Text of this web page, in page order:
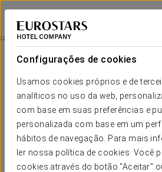
Configurações de cookies
Usamos cookies próprios e de
analíticos no uso da web,
com base em suas preferências e
personalizada com base em um
hábitos de navegação. Para mais
ler nossa política de cookies. Você
cookies através do botão "Aceitar"
Dorma Reina Isabel
ÁVILA
Quartos
Quartos
O conforto e descanso
Os quartos do Dorma Reina Isabel 4*
gama de serviços para que desfrute
agradável em Ávila: cofre, ar
escritório, secador de cabelo, telefone,
despertador, são apenas